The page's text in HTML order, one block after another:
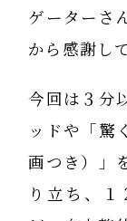
ゲーターさ
から感謝し
今回は３分
ッドや「驚
画つき）」
り立ち、